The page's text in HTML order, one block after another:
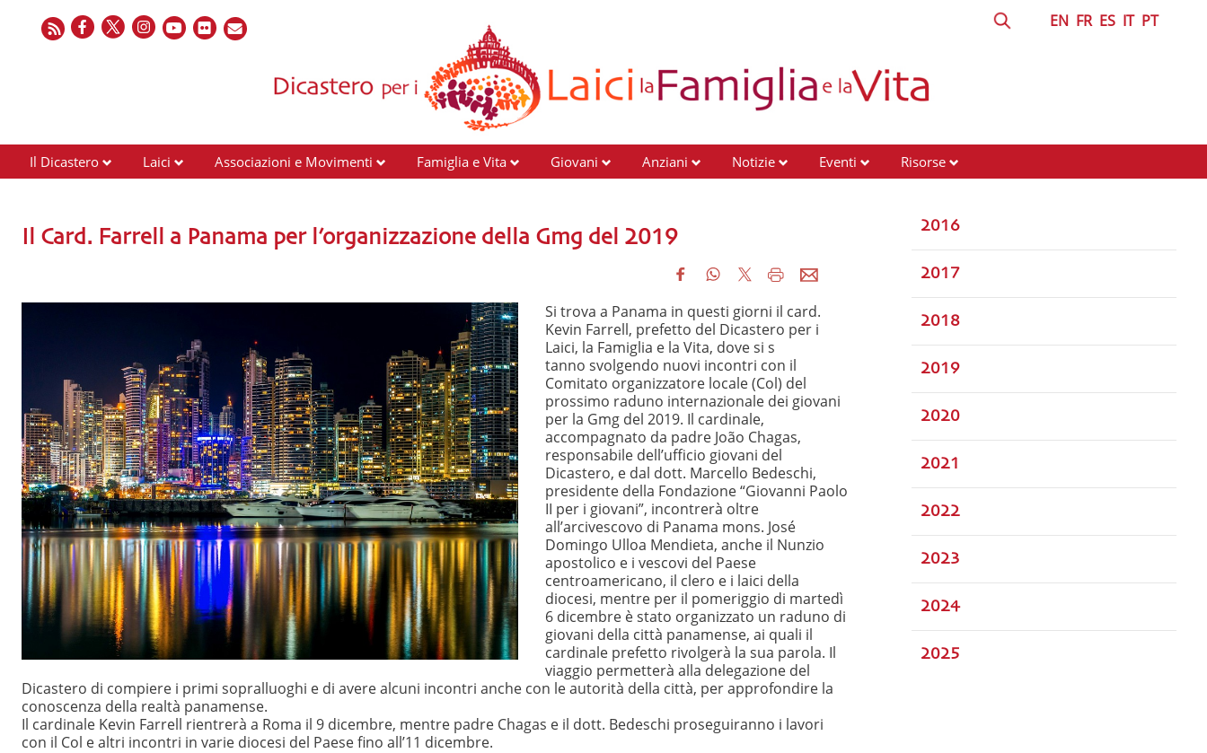
EN FR ES IT PT
Il Dicastero Laici Associazioni e Movimenti Famiglia e Vita Giovani Anziani Notizie Eventi Risorse
Il Card. Farrell a Panama per l’organizzazione della Gmg del 2019
Si trova a Panama in questi giorni il card.
Kevin Farrell, prefetto del Dicastero per i
Laici, la Famiglia e la Vita, dove si s
tanno svolgendo nuovi incontri con il
Comitato organizzatore locale (Col) del
prossimo raduno internazionale dei giovani
per la Gmg del 2019. Il cardinale,
accompagnato da padre João Chagas,
responsabile dell’ufficio giovani del
Dicastero, e dal dott. Marcello Bedeschi,
presidente della Fondazione “Giovanni Paolo
II per i giovani”, incontrerà oltre
all’arcivescovo di Panama mons. José
Domingo Ulloa Mendieta, anche il Nunzio
apostolico e i vescovi del Paese
centroamericano, il clero e i laici della
diocesi, mentre per il pomeriggio di martedì
6 dicembre è stato organizzato un raduno di
giovani della città panamense, ai quali il
cardinale prefetto rivolgerà la sua parola. Il
viaggio permetterà alla delegazione del
Dicastero di compiere i primi sopralluoghi e di avere alcuni incontri anche con le autorità della città, per approfondire la
conoscenza della realtà panamense.
Il cardinale Kevin Farrell rientrerà a Roma il 9 dicembre, mentre padre Chagas e il dott. Bedeschi proseguiranno i lavori
con il Col e altri incontri in varie diocesi del Paese fino all’11 dicembre.
2016
2017
2018
2019
2020
2021
2022
2023
2024
2025